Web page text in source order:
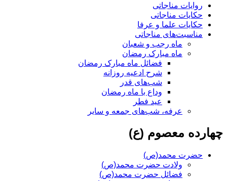
روایات مناجاتی
حکایات مناجاتی
حکایات علما و عرفا
مناسبت‌های مناجاتی
ماه رجب و شعبان
ماه مبارک رمضان
فضائل ماه مبارک رمضان
شرح ادعیه روزانه
شب‌های قدر
وداع با ماه رمضان
عید فطر
عرفه، شب‌های جمعه و سایر
چهارده معصوم (ع)
حضرت محمد(ص)
ولادت حضرت محمد(ص)
فضائل حضرت محمد(ص)